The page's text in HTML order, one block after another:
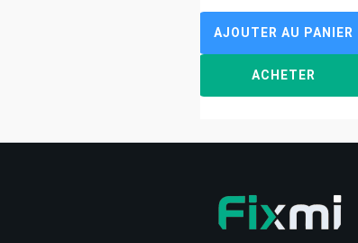
AJOUTER AU PANIER
ACHETER